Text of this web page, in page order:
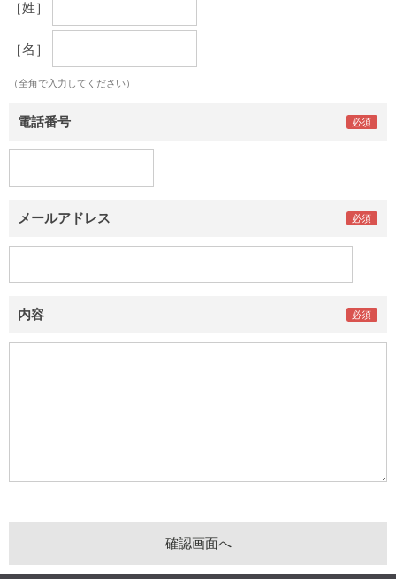
［姓］
［名］
（全角で入力してください）
電話番号
メールアドレス
内容